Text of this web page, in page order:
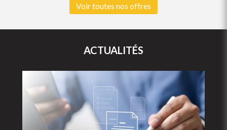
Voir toutes nos offres
ACTUALITÉS